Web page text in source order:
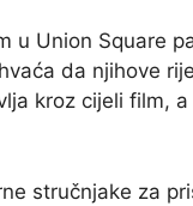
u Union Square
da njihove
kroz cijeli film,
stručnjake za